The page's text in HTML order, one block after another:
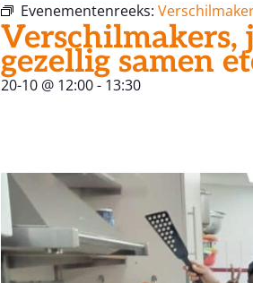
Evenementenreeks:
Verschilmakers,
gezellig samen
20-10 @ 12:00- 13:30